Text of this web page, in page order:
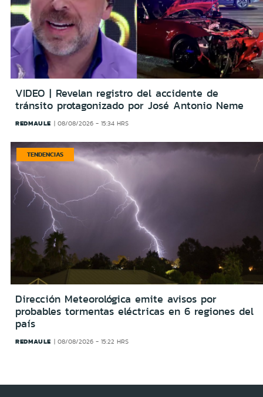
VIDEO | Revelan registro del accidente de
tránsito protagonizado por José Antonio Neme
REDMAULE 08/08/2026 - 15:34 HRS
TENDENCIAS
Dirección Meteorológica emite avisos por
probables tormentas eléctricas en 6 regiones del
país
REDMAULE 08/08/2026 - 15:22 HRS